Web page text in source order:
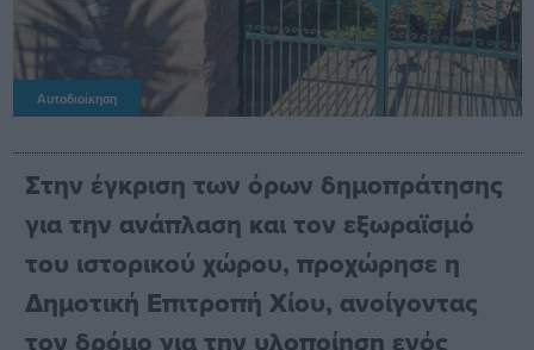
Αυτοδιοίκηση
Στην έγκριση των όρων δημοπράτησης
για την ανάπλαση και τον εξωραϊσμό
του ιστορικού χώρου, προχώρησε η
Δημοτική Επιτροπή Χίου, ανοίγοντας
τον δρόμο για την υλοποίηση ενός